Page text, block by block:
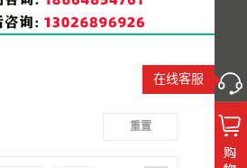
在线客服
重置